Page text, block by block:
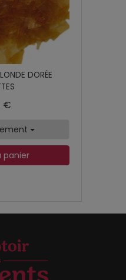
DORÉE
€
panier